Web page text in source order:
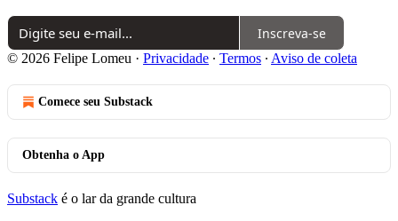
Inscreva-se
© 2026 Felipe Lomeu · Privacidade ∙ Termos ∙ Aviso de coleta
Comece seu Substack
Obtenha o App
Substack é o lar da grande cultura